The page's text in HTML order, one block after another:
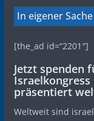
In eigener Sache
[the_ad id=“2201″]
Jetzt spenden
Israelkongress
präsentiert
Weltweit sind